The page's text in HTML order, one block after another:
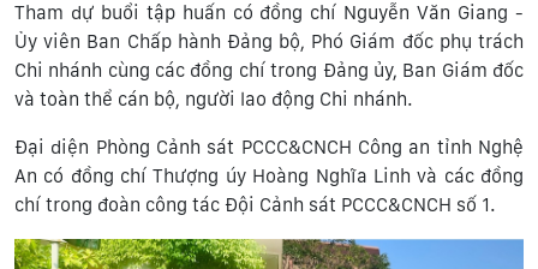
Tham dự buổi tập huấn có đồng chí Nguyễn Văn Giang -
Ủy viên Ban Chấp hành Đảng bộ, Phó Giám đốc phụ trách
Chi nhánh cùng các đồng chí trong Đảng ủy, Ban Giám đốc
và toàn thể cán bộ, người lao động Chi nhánh.
Đại diện Phòng Cảnh sát PCCC&CNCH Công an tỉnh Nghệ
An có đồng chí Thượng úy Hoàng Nghĩa Linh và các đồng
chí trong đoàn công tác Đội Cảnh sát PCCC&CNCH số 1.